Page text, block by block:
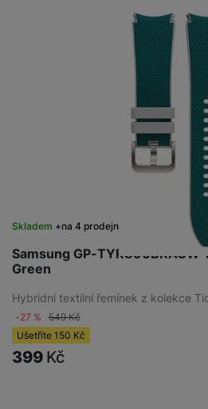
Samsung GP-TYR890BRAGW
Green
Skladem na 4 prodejnách
Hybridní textilní řemínek z kolekce
-27 % 549Kč
Ušetříte 150 Kč
399 Kč